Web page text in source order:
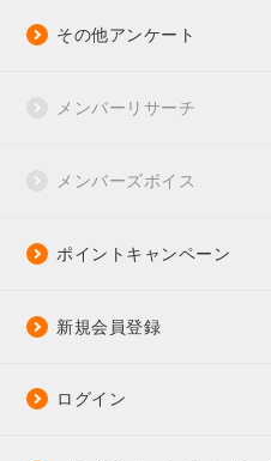
その他アンケート
メンバーリサーチ
メンバーズボイス
ポイントキャンペーン
新規会員登録
ログイン